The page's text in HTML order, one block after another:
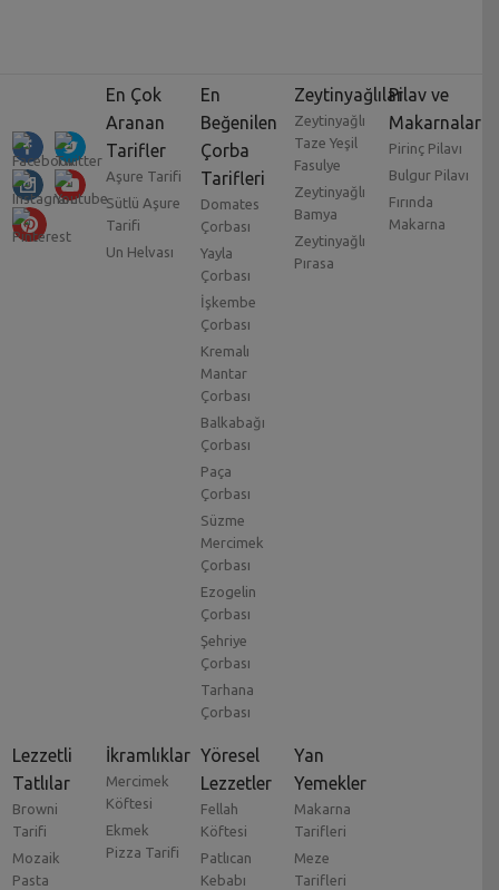
En Çok
Aranan
Tarifler
Aşure Tarifi
Sütlü Aşure
Tarifi
Un Helvası
En
Beğenilen
Çorba
Tarifleri
Domates
Çorbası
Yayla
Çorbası
İşkembe
Çorbası
Kremalı
Mantar
Çorbası
Balkabağı
Çorbası
Paça
Çorbası
Süzme
Mercimek
Çorbası
Ezogelin
Çorbası
Şehriye
Çorbası
Tarhana
Çorbası
Zeytinyağlılar
Zeytinyağlı
Taze Yeşil
Fasulye
Zeytinyağlı
Bamya
Zeytinyağlı
Pırasa
Pilav ve
Makarnalar
Pirinç Pilavı
Bulgur Pilavı
Fırında
Makarna
Lezzetli
Tatlılar
Browni
Tarifi
Mozaik
Pasta
İkramlıklar
Mercimek
Köftesi
Ekmek
Pizza Tarifi
Yöresel
Lezzetler
Fellah
Köftesi
Patlıcan
Kebabı
Yan
Yemekler
Makarna
Tarifleri
Meze
Tarifleri